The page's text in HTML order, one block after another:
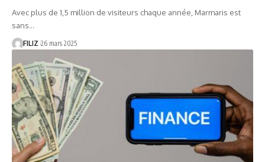
Avec plus de 1,5 million de visiteurs chaque année, Marmaris est
sans…
FILIZ 26 mars 2025